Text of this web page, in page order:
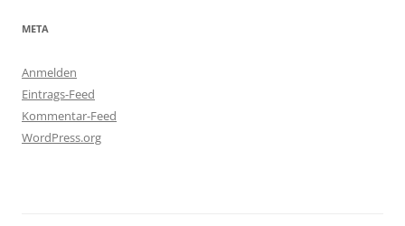
META
Anmelden
Eintrags-Feed
Kommentar-Feed
WordPress.org